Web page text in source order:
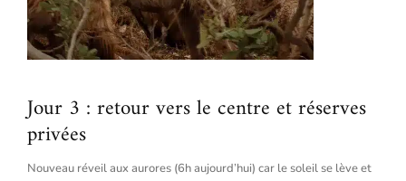
Jour 3 : retour vers le centre et réserves
privées
Nouveau réveil aux aurores (6h aujourd’hui) car le soleil se lève et